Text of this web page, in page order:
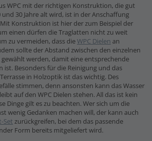
WPC mit der richtigen Konstruktion, die gut
30 Jahre alt wird, ist in der Anschaffung
Konstruktion ist hier der zum Beispiel der
einen dürfen die Traglatten nicht zu weit
zu vermeiden, dass dieWPC Dielen an
sollte der Abstand zwischen den einzelnen
werden, damit eine entsprechende
ist. Besonders für die Reinigung und das
in Holzoptik ist das wichtig. Des
stimmen, denn ansonsten kann das Wasser
auf den WPC Dielen stehen. All das ist kein
Dinge gilt es zu beachten. Wer sich um die
wenig Gedanken machen will, der kann auch
Set zurückgreifen, bei dem das passende
Form bereits mitgeliefert wird.